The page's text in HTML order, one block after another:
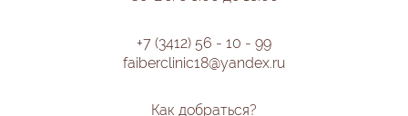
+7 (3412) 56 - 10 - 99
faiberclinic18@yandex.ru
Как добраться?